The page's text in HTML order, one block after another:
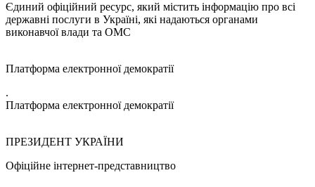
Єдиний офіційний ресурс, який містить інформацію про всі
державні послуги в Україні, які надаються органами
виконавчої влади та ОМС
Платформа електронної демократії
.
Платформа електронної демократії
ПРЕЗИДЕНТ УКРАЇНИ
Офіційне інтернет-представництво